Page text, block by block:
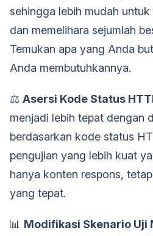
sehingga lebih mudah
dan memelihara sejumlah
Temukan apa yang Anda
Anda membutuhkannya.
⚖️ Asersi Kode Status
menjadi lebih tepat dengan
berdasarkan kode status
pengujian yang lebih kuat
hanya konten respons,
yang tepat.
📊 Modifikasi Skenario Uji